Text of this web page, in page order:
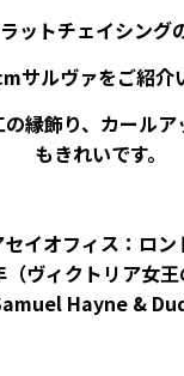
ットチェイシング
サルヴァをご紹介
縁飾り、カール
もきれいです。
セイオフィス：ロン
ヴィクトリア女王
Hayne &